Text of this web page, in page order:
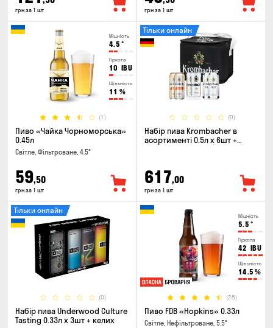
грн за 1 шт грн за 1 шт
Міцність
4.5 °
Гіркота
10 IBU
Щільність
11 %
(1)
Пиво «Чайка Чорноморська»
0.45л
Світле, Фільтроване, 4.5°
59,50
грн за 1 шт
(0)
Тільки онлайн
Набір пива Krombacher в
асортименті 0.5л х 6шт +
617,00
грн за 1 шт
(0)
Тільки онлайн
Набір пива Underwood Culture
Tasting 0.33л x 3шт + келих
Міцність
5.5 °
Гіркота
42 IBU
Щільність
14.5 %
(28)
Пиво FDB «Hopkins» 0.33л
Світле, Нефільтроване, 5.5°